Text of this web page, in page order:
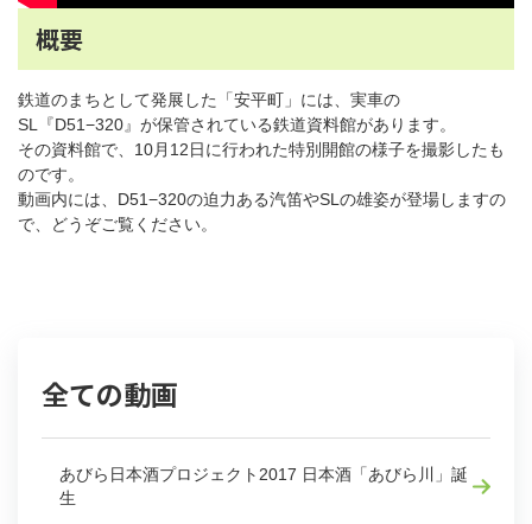
概要
鉄道のまちとして発展した「安平町」には、実車の
SL『D51−320』が保管されている鉄道資料館があります。
その資料館で、10月12日に行われた特別開館の様子を撮影したも
のです。
動画内には、D51−320の迫力ある汽笛やSLの雄姿が登場しますの
で、どうぞご覧ください。
全ての動画
あびら日本酒プロジェクト2017 日本酒「あびら川」誕
生